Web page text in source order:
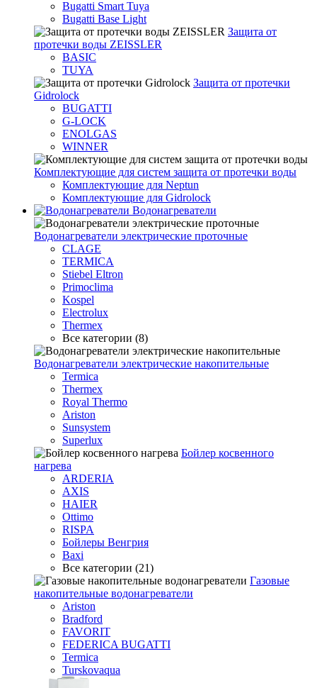
Bugatti Smart Tuya
Bugatti Base Light
Защита от
протечки воды ZEISSLER
BASIC
TUYA
Защита от протечки
Gidrolock
BUGATTI
G-LOCK
ENOLGAS
WINNER
Комплектующие для систем защита от протечки воды
Комплектующие для Neptun
Комплектующие для Gidrolock
Водонагреватели
Водонагреватeли электрические проточные
CLAGE
TERMICA
Stiebel Eltron
Primoclima
Kospel
Electrolux
Thermex
Все категории (8)
Водонагреватели электрические накопительные
Termica
Thermex
Royal Thermo
Ariston
Sunsystem
Superlux
Бойлер косвенного
нагрева
ARDERIA
AXIS
HAIER
Ottimo
RISPA
Бойлеры Венгрия
Baxi
Все категории (21)
Газовые
накопительные водонагреватели
Ariston
Bradford
FAVORIT
FEDERICA BUGATTI
Termica
Turskovaqua